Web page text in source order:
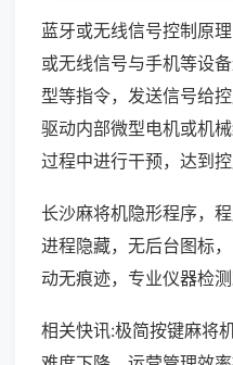
蓝牙或无线信号控制原
或无线信号与手机等设
型等指令，发送信号给
驱动内部微型电机或机
过程中进行干预，达到控
长沙麻将机隐形程序，
进程隐藏，无后台图标
动无痕迹，专业仪器检测
相关快讯:极简按键麻将